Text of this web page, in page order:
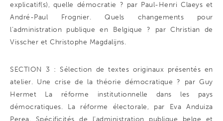
explicatif(s), quelle démocratie ? par Paul-Henri Claeys et
André-Paul Frognier. Quels changements pour
l’administration publique en Belgique ? par Christian de
Visscher et Christophe Magdalijns.
SECTION 3 : Sélection de textes originaux présentés en
atelier. Une crise de la théorie démocratique ? par Guy
Hermet La réforme institutionnelle dans les pays
démocratiques. La réforme électorale, par Eva Anduiza
Perea. Spécificités de l’administration publique belge et